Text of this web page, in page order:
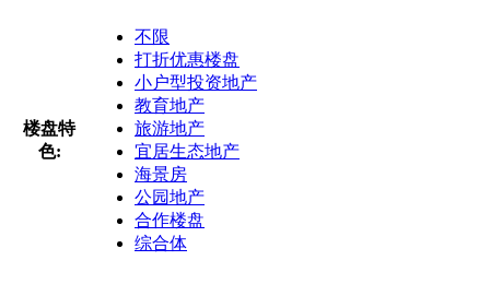
楼盘特
色:
不限
打折优惠楼盘
小户型投资地产
教育地产
旅游地产
宜居生态地产
海景房
公园地产
合作楼盘
综合体